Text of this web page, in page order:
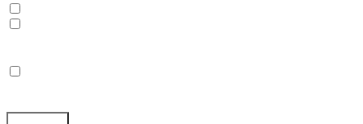
Privacy